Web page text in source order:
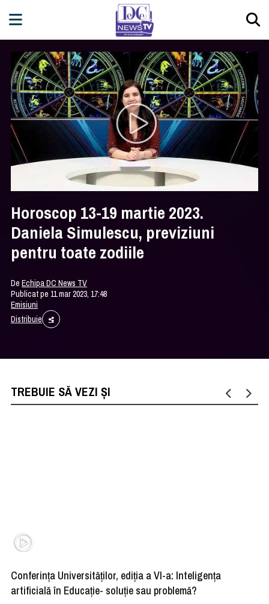
Horoscop 13-19 martie 2023.
Daniela Simulescu, previziuni
pentru toate zodiile
DeEchipa DC News TV
Publicat pe 11 mar 2023, 17:48
Emisiuni
Distribuie
TREBUIE SĂ VEZI ȘI
Conferința Universităților, ediția a VI-a: Inteligența
artificială în Educație- soluție sau problemă?